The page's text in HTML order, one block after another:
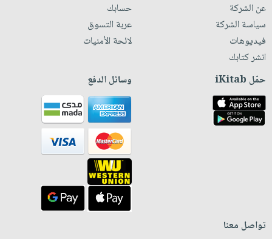
عن الشركة
سياسة الشركة
فيديوهات
انشر كتابك
حسابك
عربة التسوق
لائحة الأمنيات
حمّل iKitab وسائل الدفع
تواصل معنا